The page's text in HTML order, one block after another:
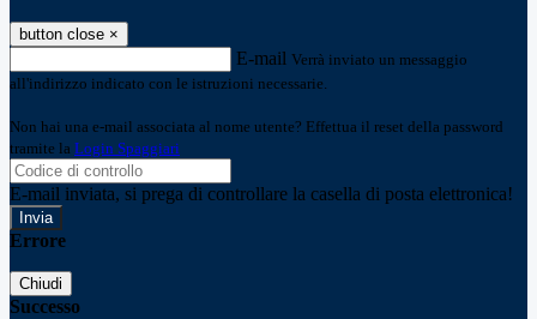
button close ×
E-mail Verrà inviato un messaggio
all'indirizzo indicato con le istruzioni necessarie.
Non hai una e-mail associata al nome utente? Effettua il reset della password
tramite la Login Spaggiari
E-mail inviata, si prega di controllare la casella di posta elettronica!
Errore
Chiudi
Successo